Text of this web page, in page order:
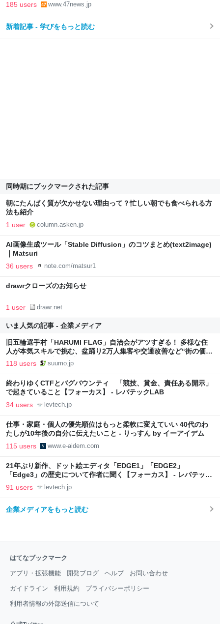
185 users www.47news.jp
新着記事 - 学びをもっと読む
同時期にブックマークされた記事
朝にたんぱく質が欠かせない理由って？忙しい朝でも食べられる方
法も紹介
1 user column.asken.jp
AI画像生成ツール「Stable Diffusion」のコツまとめ(text2image)
｜Matsuri
36 users note.com/matsur1
drawrクローズのお知らせ
1 user drawr.net
いま人気の記事 - 企業メディア
旧五輪選手村「HARUMI FLAG」自治会がアツすぎる！ 多様な住
人が本気スキルで挑む、盆踊り2万人集客や交通改善など“街の価値
向上”戦略 東京・中央区
118 users suumo.jp
終わりゆくCTFとバグバウンティ 「競技、賞金、責任ある開示」
で起きていること【フォーカス】 - レバテックLAB
34 users levtech.jp
仕事・家庭・個人の優先順位はもっと柔軟に変えていい 40代のわ
たしが10年後の自分に伝えたいこと - りっすん by イーアイデム
115 users www.e-aidem.com
21年ぶり新作、ドット絵エディタ「EDGE1」「EDGE2」
「Edge3」の歴史について作者に聞く【フォーカス】 - レバテック
LAB
91 users levtech.jp
企業メディアをもっと読む
はてなブックマーク
アプリ・拡張機能 開発ブログ ヘルプ お問い合わせ
ガイドライン 利用規約 プライバシーポリシー
利用者情報の外部送信について